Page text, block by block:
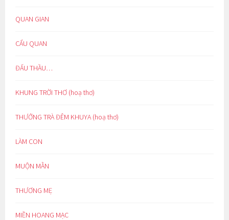
QUAN GIAN
CẨU QUAN
ĐẤU THẦU…
KHUNG TRỜI THƠ (hoạ thơ)
THƯỞNG TRÀ ĐÊM KHUYA (hoạ thơ)
LÀM CON
MUỘN MẰN
THƯƠNG MẸ
MIỀN HOANG MẠC